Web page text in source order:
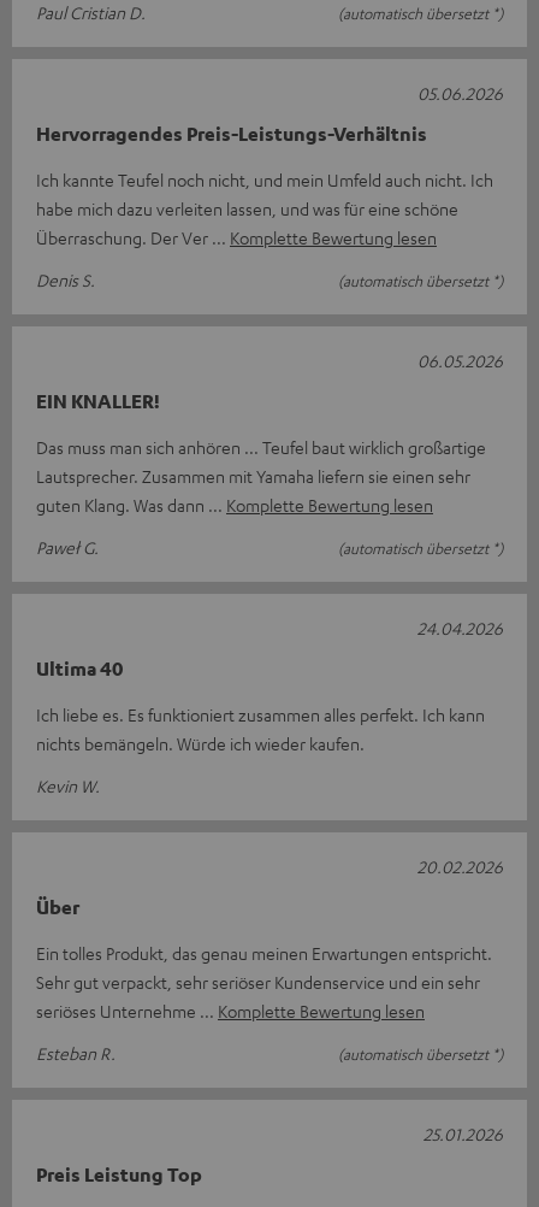
Paul Cristian D.
(automatisch übersetzt *)
Hervorragendes Preis-Leistungs-Verhältnis
Ich kannte Teufel noch nicht, und mein Umfeld auch nicht. Ich
habe mich dazu verleiten lassen, und was für eine schöne
Überraschung. Der Ver
Komplette Bewertung lesen
Denis S.
(automatisch übersetzt *)
05.06.2026
EIN KNALLER!
Das muss man sich anhören ... Teufel baut wirklich großartige
Lautsprecher. Zusammen mit Yamaha liefern sie einen sehr
guten Klang. Was dann
Komplette Bewertung lesen
Paweł G.
(automatisch übersetzt *)
06.05.2026
Ultima 40
Ich liebe es. Es funktioniert zusammen alles perfekt. Ich kann
nichts bemängeln. Würde ich wieder kaufen.
Kevin W.
24.04.2026
Über
Ein tolles Produkt, das genau meinen Erwartungen entspricht.
Sehr gut verpackt, sehr seriöser Kundenservice und ein sehr
seriöses Unternehme
Komplette Bewertung lesen
Esteban R.
(automatisch übersetzt *)
20.02.2026
Preis Leistung Top
25.01.2026